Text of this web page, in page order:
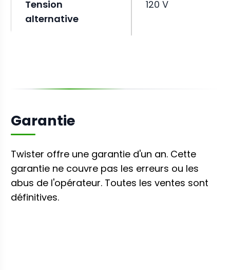
Tension
alternative
120 V
Garantie
Twister offre une garantie d'un an. Cette
garantie ne couvre pas les erreurs ou les
abus de l'opérateur. Toutes les ventes sont
définitives.